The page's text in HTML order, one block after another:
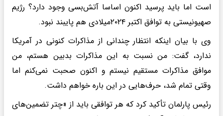
است اما باید پرسید اکنون اساسا آتش‌بسی وجود دارد؟ رژیم
صهیونیستی به توافق اکتبر ۲۰۲۴میلادی هم پایبند نبود.
وی با بیان اینکه انتظار چندانی از مذاکرات کنونی در آمریکا
ندارد، گفت: من نسبت به این مذاکرات بدبین هستم، من
موافق مذاکرات مستقیم نیستم و اکنون صحبت نمی‌کنم اما
وقتی تمام شد، حرف‌هایی در این باره خواهم داشت.
رئیس پارلمان تأکید کرد که هر توافقی باید از «چتر تضمین‌های